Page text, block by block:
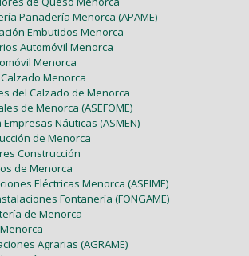
Panadería Menorca (APAME)
Embutidos Menorca
Automóvil Menorca
Menorca
Menorca
del Calzado de Menorca
de Menorca (ASEFOME)
Náuticas (ASMEN)
de Menorca
Construcción
de Menorca
Eléctricas Menorca (ASEIME)
Fontanería (FONGAME)
de Menorca
Agrarias (AGRAME)